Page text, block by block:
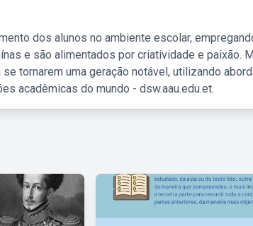
dos alunos no ambiente escolar,
e são alimentados por criatividade e paixão.
tornarem uma geração notável, utilizando
acadêmicas do mundo - dsw.aau.edu.et.